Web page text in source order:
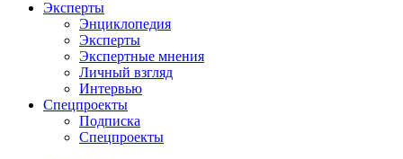
Эксперты
Энциклопедия
Эксперты
Экспертные мнения
Личный взгляд
Интервью
Спецпроекты
Подписка
Спецпроекты